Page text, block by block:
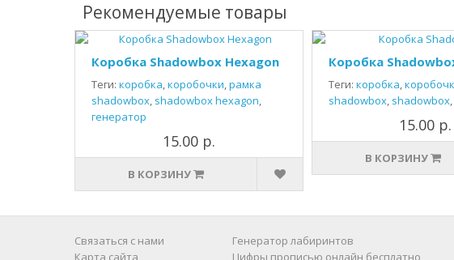
Рекомендуемые товары
Коробка Shadowbox Hexagon
Теги: коробка,коробочки,рамка
shadowbox, shadowbox hexagon,
генератор
15.00 р.
В КОРЗИНУ
Коробка
Теги: коробка,
shadowbox, shadowbox,
15.00 р.
В КОРЗИНУ
Связаться с нами
Карта сайта
Генератор лабиринтов
Цифры прописью онлайн бесплатно